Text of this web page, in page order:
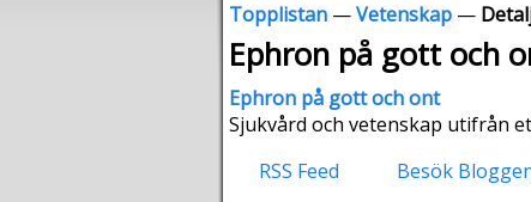
Topplistan —Vetenskap —
Ephron på gott och
Ephron på gott och ont
Sjukvård och vetenskap utifrån
RSS Feed
Besök